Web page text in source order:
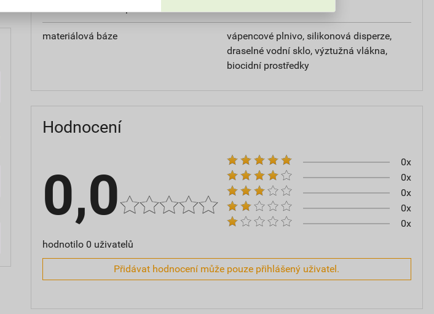
materiálová báze
vápencové plnivo, silikonová disperze,
draselné vodní sklo, výztužná vlákna,
biocidní prostředky
Hodnocení
0,0
hodnotilo 0 uživatelů
0x
0x
0x
0x
0x
Přidávat hodnocení může pouze přihlášený uživatel.